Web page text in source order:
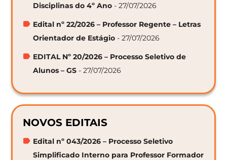
Disciplinas do 4º Ano - 27/07/2026
Edital nº 22/2026 – Professor Regente – Letras
Orientador de Estágio - 27/07/2026
EDITAL Nº 20/2026 – Processo Seletivo de
Alunos – GS - 27/07/2026
NOVOS EDITAIS
Edital nº 043/2026 – Processo Seletivo
Simplificado Interno para Professor Formador